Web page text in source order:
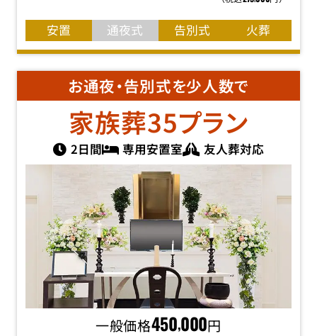
安置 通夜式 告別式 火葬
お通夜・告別式を少人数で
家族葬35プラン
2日間 専用安置室 友人葬対応
一般価格450,000円